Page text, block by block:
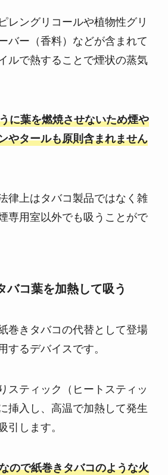
レングリコールや植物性グリ
バー（香料）などが含まれて
ルで熱することで煙状の蒸気
に葉を燃焼させないため煙や
やタールも原則含まれません​
律上はタバコ製品ではなく雑
専用室以外でも吸うことがで
バコ葉を加熱して吸う
巻きタバコの代替として登場
するデバイスです。
スティック（ヒートスティッ
挿入し、高温で加熱して発生
引します​。
ので紙巻きタバコのような火